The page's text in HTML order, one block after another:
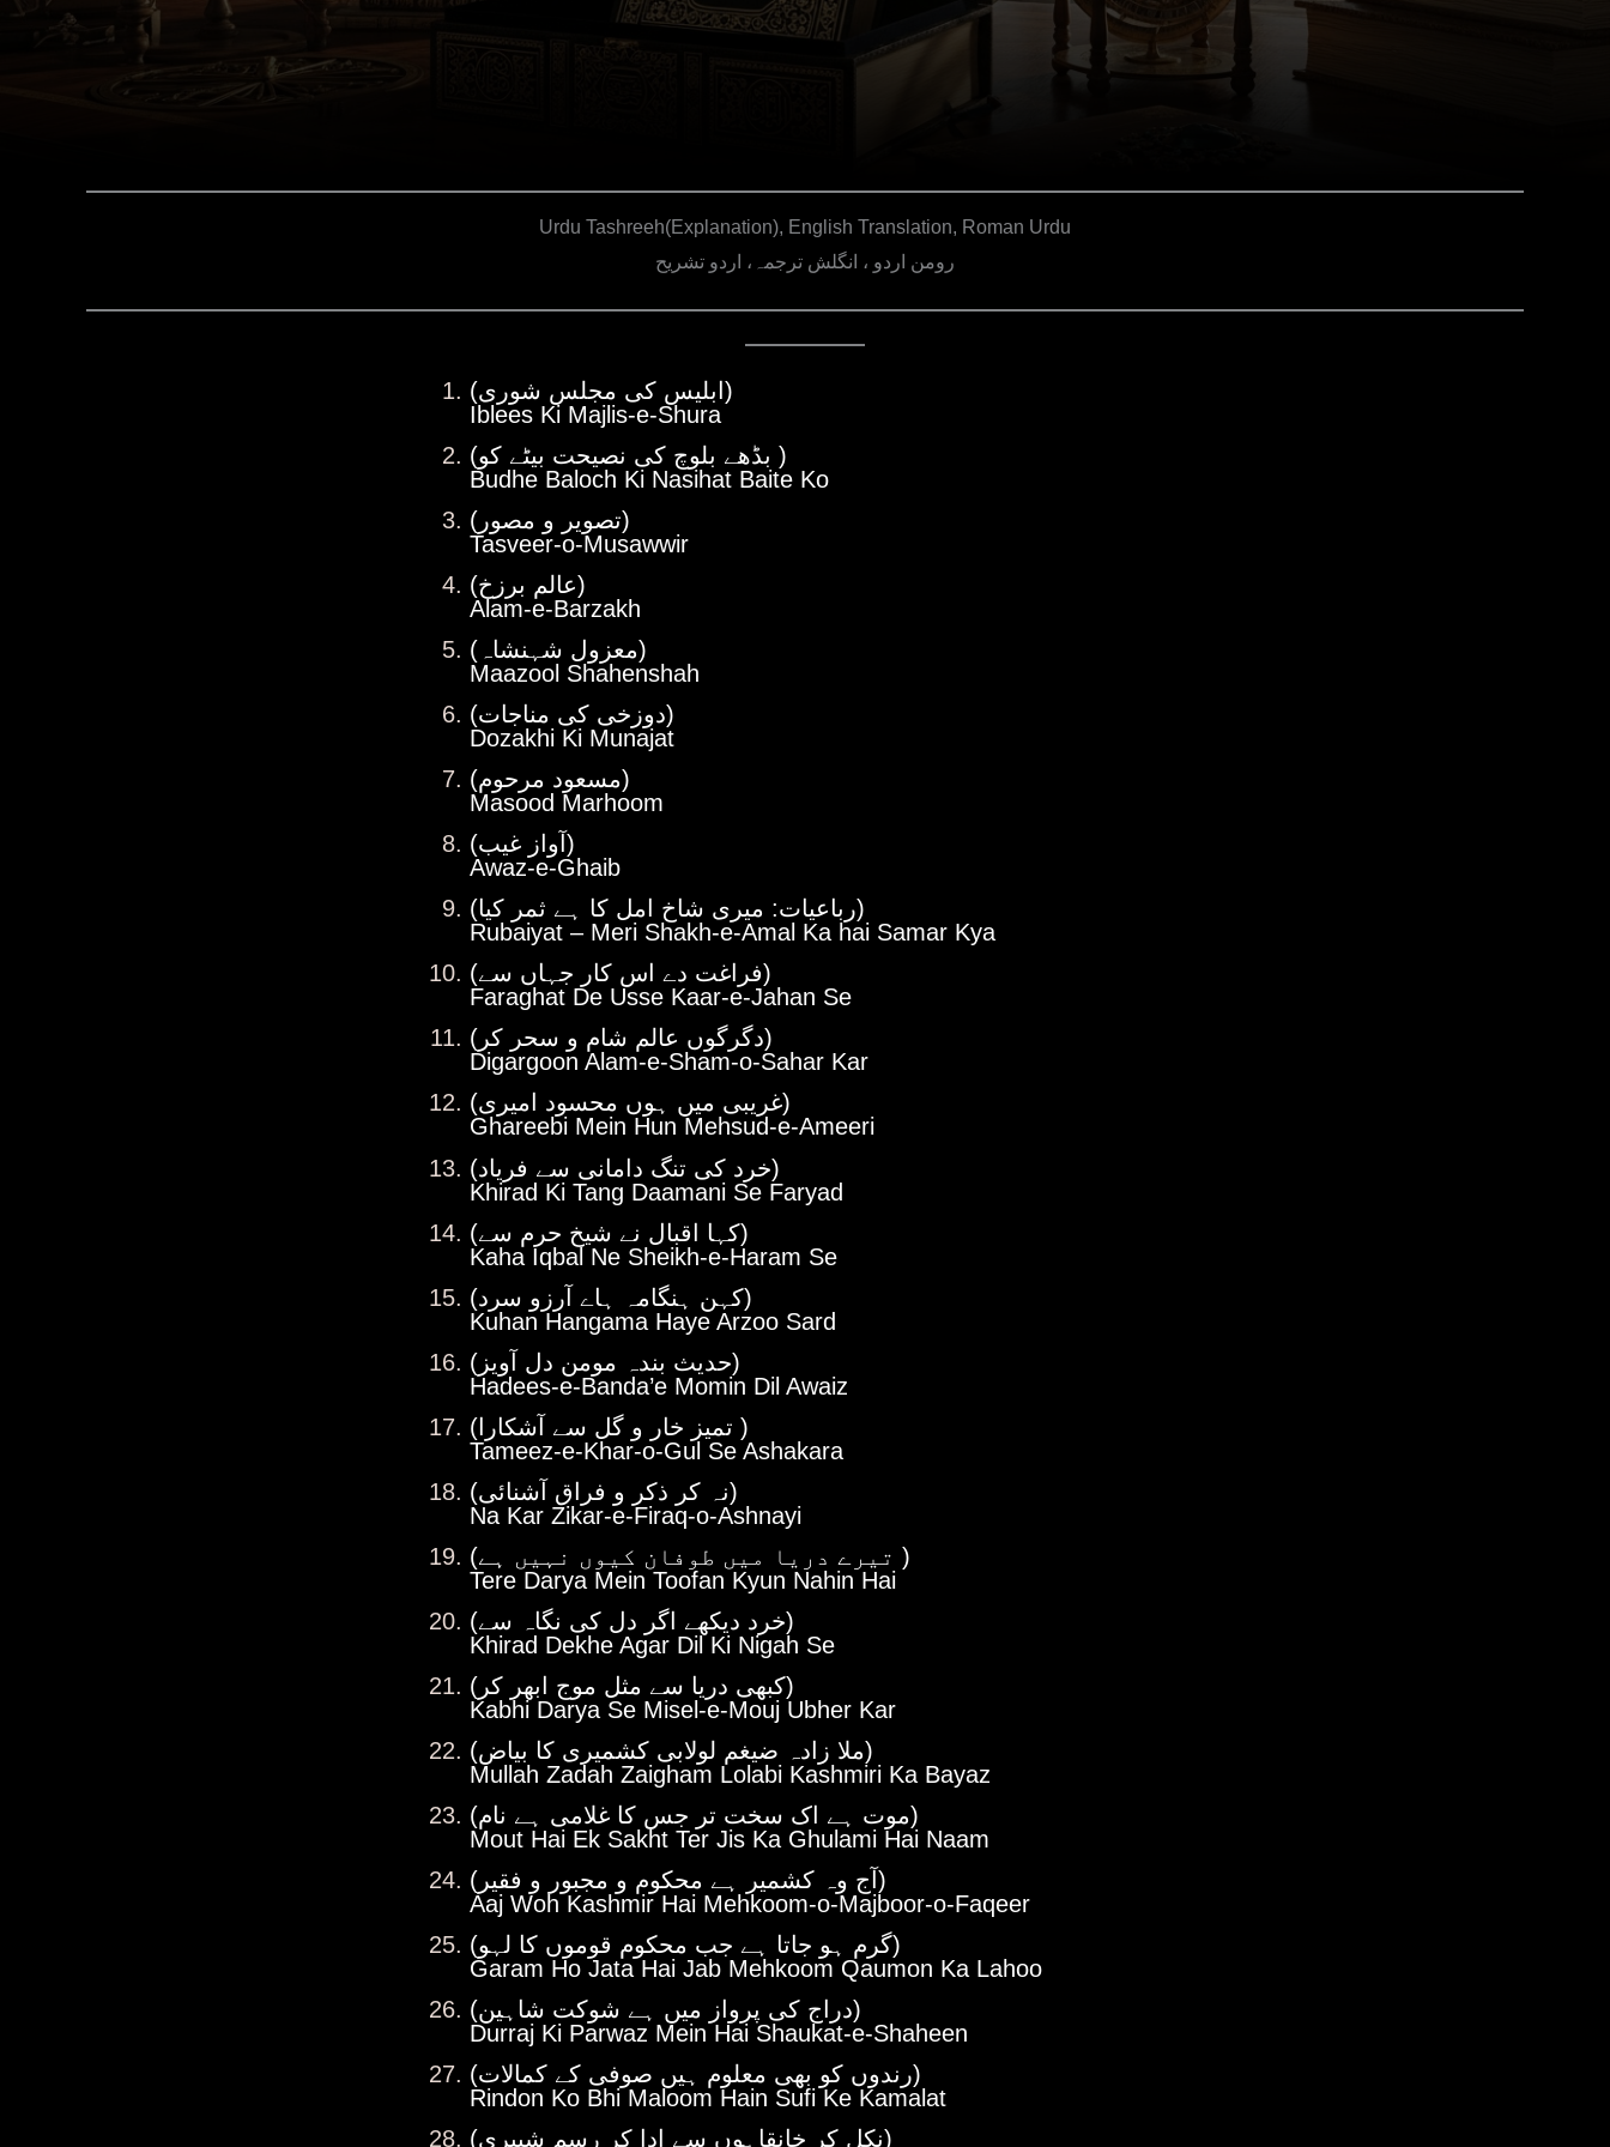
Urdu Tashreeh(Explanation), English Translation, Roman Urdu
رومن اردو ، انگلش ترجمہ، اردو تشریح
(ابلیس کی مجلس شوری)
Iblees Ki Majlis-e-Shura
(بڈھے بلوچ کی نصیحت بیٹے کو )
Budhe Baloch Ki Nasihat Baite Ko
(تصویر و مصور)
Tasveer-o-Musawwir
(عالم برزخ)
Alam-e-Barzakh
(معزول شہنشاہ)
Maazool Shahenshah
(دوزخی کی مناجات)
Dozakhi Ki Munajat
(مسعود مرحوم)
Masood Marhoom
(آواز غیب)
Awaz-e-Ghaib
(رباعیات: میری شاخ امل کا ہے ثمر کیا)
Rubaiyat – Meri Shakh-e-Amal Ka hai Samar Kya
(فراغت دے اس کار جہاں سے)
Faraghat De Usse Kaar-e-Jahan Se
(دگرگوں عالم شام و سحر کر)
Digargoon Alam-e-Sham-o-Sahar Kar
(غریبی میں ہوں محسود امیری)
Ghareebi Mein Hun Mehsud-e-Ameeri
(خرد کی تنگ دامانی سے فریاد)
Khirad Ki Tang Daamani Se Faryad
(کہا اقبال نے شیخ حرم سے)
Kaha Iqbal Ne Sheikh-e-Haram Se
(کہن ہنگامہ ہاے آرزو سرد)
Kuhan Hangama Haye Arzoo Sard
(حدیث بندہ مومن دل آویز)
Hadees-e-Banda’e Momin Dil Awaiz
(تمیز خار و گل سے آشکارا )
Tameez-e-Khar-o-Gul Se Ashakara
(نہ کر ذکر و فراق آشنائی)
Na Kar Zikar-e-Firaq-o-Ashnayi
(تیرے دریا میں طوفان کیوں نہیں ہے )
Tere Darya Mein Toofan Kyun Nahin Hai
(خرد دیکھے اگر دل کی نگاہ سے)
Khirad Dekhe Agar Dil Ki Nigah Se
(کبھی دریا سے مثل موج ابھر کر)
Kabhi Darya Se Misel-e-Mouj Ubher Kar
(ملا زادہ ضیغم لولابی کشمیری کا بیاض)
Mullah Zadah Zaigham Lolabi Kashmiri Ka Bayaz
(موت ہے اک سخت تر جس کا غلامی ہے نام)
Mout Hai Ek Sakht Ter Jis Ka Ghulami Hai Naam
(آج وہ کشمیر ہے محکوم و مجبور و فقیر)
Aaj Woh Kashmir Hai Mehkoom-o-Majboor-o-Faqeer
(گرم ہو جاتا ہے جب محکوم قوموں کا لہو)
Garam Ho Jata Hai Jab Mehkoom Qaumon Ka Lahoo
(دراج کی پرواز میں ہے شوکت شاہین)
Durraj Ki Parwaz Mein Hai Shaukat-e-Shaheen
(رندوں کو بھی معلوم ہیں صوفی کے کمالات)
Rindon Ko Bhi Maloom Hain Sufi Ke Kamalat
(نکل کر خانقاہوں سے ادا کر رسم شبیری)